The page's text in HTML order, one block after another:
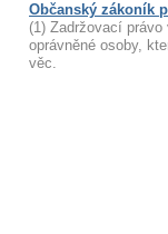
Občanský zákoník
(1) Zadržovací
oprávněné osoby,
věc.